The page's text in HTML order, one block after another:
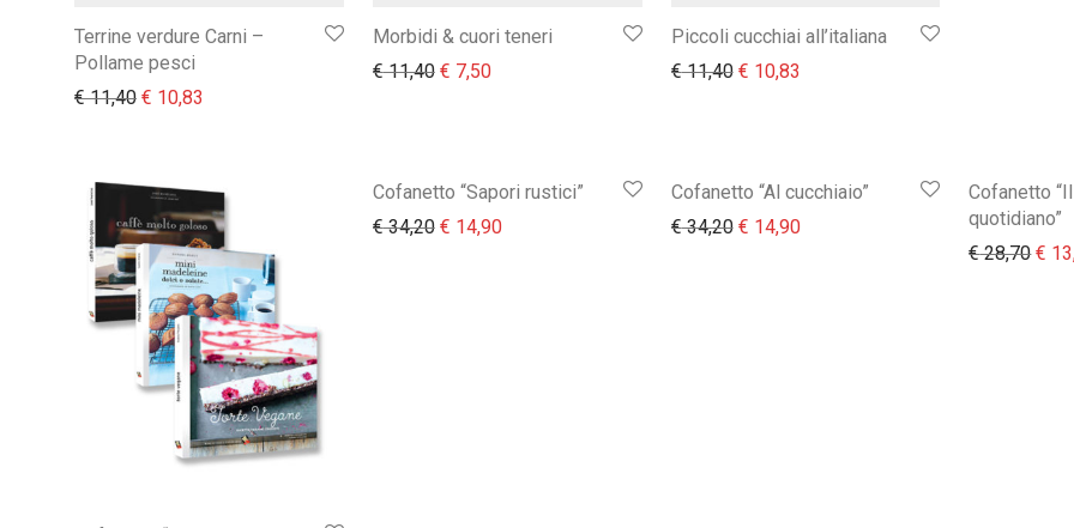
Terrine verdure Carni –
Pollame pesci
€11,40 Il prezzo originale era: € 11,40.
€ 10,83
Morbidi & cuori teneri
€11,40 Il prezzo originale era: € 11,40.
€ 7,50Il prezzo attuale è: € 7,50.
Piccoli cucchiai all’italiana
€11,40 Il prezzo originale era: € 11,40.
€ 10,83
Cofanetto “Sapori rustici”
€34,20 Il prezzo originale era: € 34,20.
€ 14,90Il prezzo attuale è: € 14,90.
Cofanetto “Al cucchiaio”
€34,20 Il prezzo originale era: € 34,20.
€ 14,90Il prezzo attuale è: € 14,90.
Cofanetto
quotidiano”
€28,70Il
€